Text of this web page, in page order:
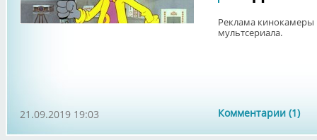
Реклама кинокамеры
мультсериала.
Комментарии (1)
21.09.2019 19:03